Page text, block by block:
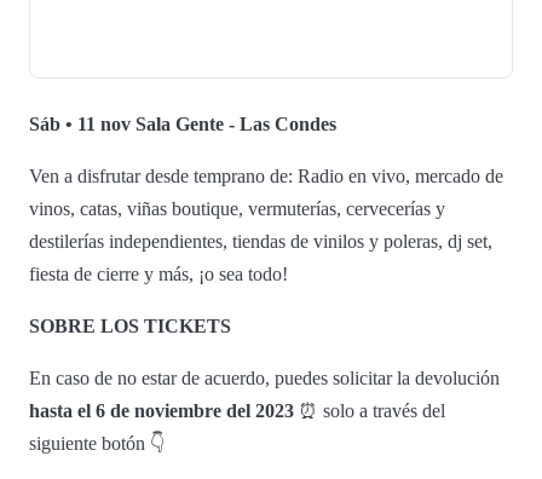
Sáb • 11 nov Sala Gente - Las Condes
Ven a disfrutar desde temprano de: Radio en vivo, mercado de
vinos, catas, viñas boutique, vermuterías, cervecerías y
destilerías independientes, tiendas de vinilos y poleras, dj set,
fiesta de cierre y más, ¡o sea todo!
SOBRE LOS TICKETS
En caso de no estar de acuerdo, puedes solicitar la devolución
hasta el 6 de noviembre del 2023 ⏰ solo a través del
siguiente botón 👇